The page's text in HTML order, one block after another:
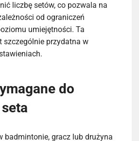
liczbę setów, co pozwala na
od ograniczeń
umiejętności. Ta
szczególnie przydatna w
do
badmintonie, gracz lub drużyna